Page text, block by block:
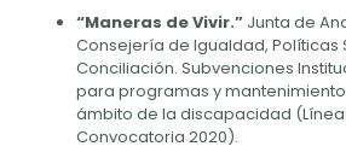
“Maneras de Vivir.” Junta de
Consejería de Igualdad, Políticas
Conciliación. Subvenciones
para programas y
ámbito de la discapacidad (Línea
Convocatoria 2020).